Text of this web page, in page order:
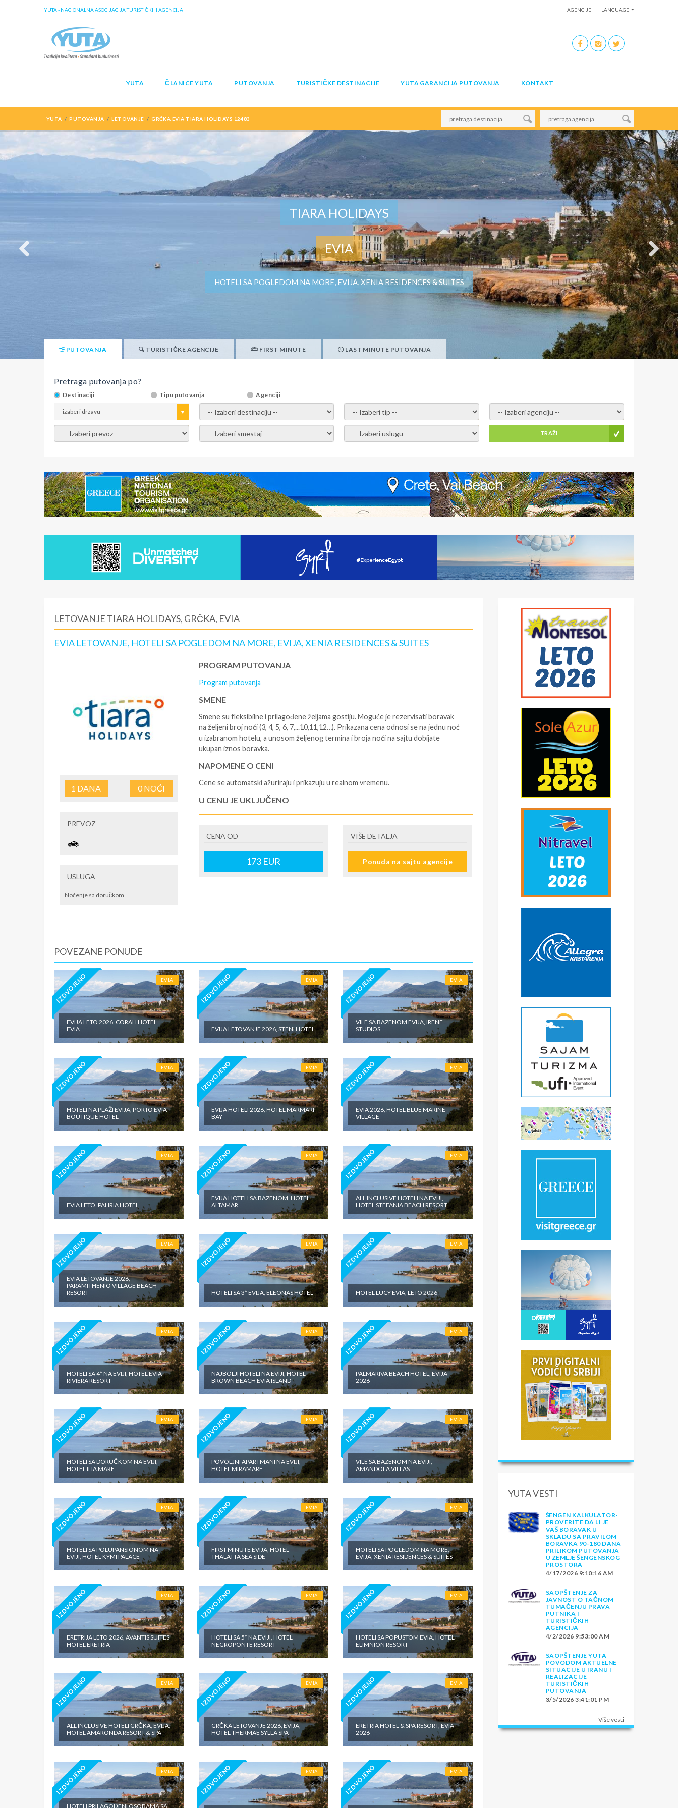
AGENCIJE LANGUAGE
YUTA - NACIONALNA ASOCIJACIJA TURISTIČKIH AGENCIJA
YUTA ČLANICE YUTA PUTOVANJA TURISTIČKE DESTINACIJE YUTA GARANCIJA PUTOVANJA KONTAKT
YUTA PUTOVANJA LETOVANJE GRČKA EVIA TIARA HOLIDAYS 12483
TIARA HOLIDAYS
EVIA
HOTELI SA POGLEDOM NA MORE, EVIJA, XENIA RESIDENCES & SUITES
PUTOVANJA TURISTIČKE AGENCIJE FIRST MINUTE LAST MINUTE PUTOVANJA
Pretraga putovanja po?
Destinaciji Tipu putovanja Agenciji
- izaberi drzavu - - izaberi destinaciju - - izaberi tip - - izaberi agenciju -
- izaberi prevoz - - Izaberite smestaj - - Izaberite uslugu - TRAŽI
LETOVANJE TIARA HOLIDAYS, GRČKA, EVIA
EVIA LETOVANJE, HOTELI SA POGLEDOM NA MORE, EVIJA, XENIA RESIDENCES & SUITES
1 DANA 0NOĆI
PREVOZ
USLUGA
Noćenje sa doručkom
PROGRAM PUTOVANJA
Program putovanja
SMENE
Smene su fleksibilne i prilagođene željama gostiju. Moguće je rezervisati boravak
na željeni broj noći (3, 4, 5, 6, 7,...10,11,12…). Prikazana cena odnosi se na jednu noć
u izabranom hotelu, a unosom željenog termina i broja noći na sajtu dobijate
ukupan iznos boravka.
NAPOMENE O CENI
Cene se automatski ažuriraju i prikazuju u realnom vremenu.
U CENU JE UKLJUČENO
- rezervisane i potvrđene usluge u izabranoj smeštajnoj jedinici prema opisu -
putovanja
- boravišne takse (naknada za otpornost na klimatsku krizu) na destinaciji, plaćaju
plaćaju u valuti domicilne zemlje na licu mesta. - individualne troškove
CENA OD
173EUR
VIŠE DETALJA
Ponuda na sajtu agencije
POVEZANE PONUDE
IZDVOJENO EVIA
EVIJA LETO 2026, CORALI HOTEL
EVIA
IZDVOJENO EVIA
EVIJA LETOVANJE 2026, STENI HOTEL
IZDVOJENO EVIA
VILE SA BAZENOM EVIJA, IRENE
STUDIOS
IZDVOJENO EVIA
HOTELI NA PLAŽI EVIJA, PORTO EVIA
BOUTIQUE HOTEL
IZDVOJENO EVIA
EVIJA HOTELI 2026, HOTEL MARMARI
BAY
IZDVOJENO EVIA
EVIA 2026, HOTEL BLUE MARINE
VILLAGE
IZDVOJENO EVIA
EVIA LETO. PALIRIA HOTEL
IZDVOJENO EVIA
EVIJA HOTELI SA BAZENOM, HOTEL
ALTAMAR
IZDVOJENO EVIA
ALL INCLUSIVE HOTELI NA EVIJI,
HOTEL STEFANIA BEACH RESORT
IZDVOJENO EVIA
EVIA LETOVANJE 2026,
PARAMITHENIO VILLAGE BEACH
RESORT
IZDVOJENO EVIA
HOTELI SA 3* EVIJA, ELEONAS HOTEL
IZDVOJENO EVIA
HOTEL LUCY EVIA, LETO 2026
IZDVOJENO EVIA
HOTELI SA 4* NA EVIJI, HOTEL EVIA
RIVIERA RESORT
IZDVOJENO EVIA
NAJBOLJI HOTELI NA EVIJI, HOTEL
BROWN BEACH EVIA ISLAND
IZDVOJENO EVIA
PALMARIVA BEACH HOTEL, EVIJA
2026
IZDVOJENO EVIA
HOTELI SA DORUČKOM NA EVIJI,
HOTEL ILIA MARE
IZDVOJENO EVIA
POVOLJNI APARTMANI NA EVIJI,
HOTEL MIRAMARE
IZDVOJENO EVIA
VILE SA BAZENOM NA EVIJI,
AMANDOLA VILLAS
IZDVOJENO EVIA
HOTELI SA POLUPANSIONOM NA
EVIJI, HOTEL KYMI PALACE
IZDVOJENO EVIA
FIRST MINUTE EVIJA, HOTEL
THALATTA SEA SIDE
IZDVOJENO EVIA
HOTELI SA POGLEDOM NA MORE,
EVIJA, XENIA RESIDENCES & SUITES
IZDVOJENO EVIA
ERETRIJA LETO 2026, AVANTIS SUITES
HOTEL ERETRIA
IZDVOJENO EVIA
HOTELI SA 5* NA EVIJI, HOTEL
NEGROPONTE RESORT
IZDVOJENO EVIA
HOTELI SA POPUSTOM EVIA, HOTEL
ELIMNION RESORT
IZDVOJENO EVIA
ALL INCLUSIVE HOTELI GRČKA, EVIJA,
HOTEL AMARONDA RESORT & SPA
IZDVOJENO EVIA
GRČKA LETOVANJE 2026, EVIJA,
HOTEL THERMAE SYLLA SPA
IZDVOJENO EVIA
ERETRIA HOTEL & SPA RESORT, EVIA
2026
IZDVOJENO EVIA
HOTELI PRILAGOĐENI OSOBAMA SA
IZDVOJENO EVIA IZDVOJENO EVIA
YUTA VESTI
ŠENGEN KALKULATOR-
PROVERITE DA LI JE
VAŠ BORAVAK U
SKLADU SA PRAVILOM
BORAVKA 90-180 DANA
PRILIKOM PUTOVANJA
U ZEMLJE ŠENGENSKOG
PROSTORA
4/17/2026 9:10:16 AM
SAOPŠTENJE ZA
JAVNOST O TAČNOM
TUMAČENJU PRAVA
PUTNIKA I
TURISTIČKIH
AGENCIJA
4/2/2026 9:53:00 AM
SAOPŠTENJE YUTA
POVODOM AKTUELNE
SITUACIJE U IRANU I
REALIZACIJE
TURISTIČKIH
PUTOVANJA
3/5/2026 3:41:01 PM
Više vesti